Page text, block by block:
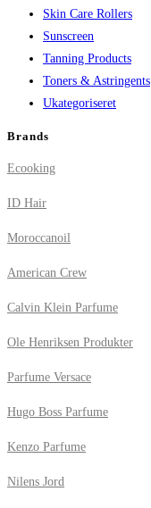
Skin Care Rollers
Sunscreen
Tanning Products
Toners & Astringents
Ukategoriseret
Brands
Ecooking
ID Hair
Moroccanoil
American Crew
Calvin Klein Parfume
Ole Henriksen Produkter
Parfume Versace
Hugo Boss Parfume
Kenzo Parfume
Nilens Jord